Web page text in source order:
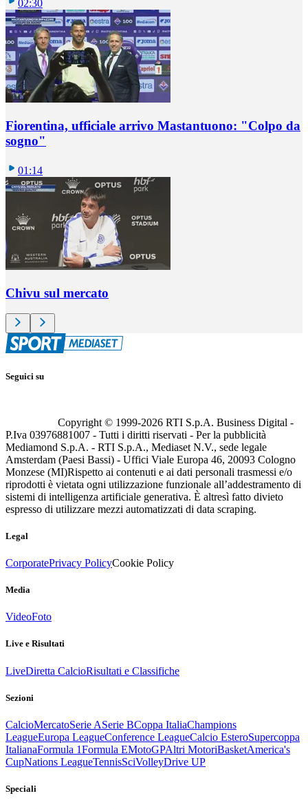
02:30
Fiorentina, ufficiale arrivo Mastantuono: "Colpo da
sogno"
01:14
Chivu sul mercato
Seguici su
Copyright © 1999-2026 RTI S.p.A. Business Digital -
P.Iva 03976881007 - Tutti i diritti riservati - Per la pubblicità
Mediamond S.p.A. - RTI S.p.A., Mediaset N.V., sede legale
Amsterdam (Paesi Bassi) - Uffici Viale Europa 46, 20093 Cologno
Monzese (MI)Rispetto ai contenuti e ai dati personali trasmessi e/o
riprodotti è vietata ogni utilizzazione funzionale all’addestramento di
sistemi di intelligenza artificiale generativa. È altresì fatto divieto
espresso di utilizzare mezzi automatizzati di data scraping.
Legal
CorporatePrivacy PolicyCookie Policy
Media
VideoFoto
Live e Risultati
LiveDiretta CalcioRisultati e Classifiche
Sezioni
CalcioMercatoSerie ASerie BCoppa ItaliaChampions
LeagueEuropa LeagueConference LeagueCalcio EsteroSupercoppa
ItalianaFormula 1Formula EMotoGPAltri MotoriBasketAmerica's
CupNations LeagueTennisSciVolleyDrive UP
Speciali